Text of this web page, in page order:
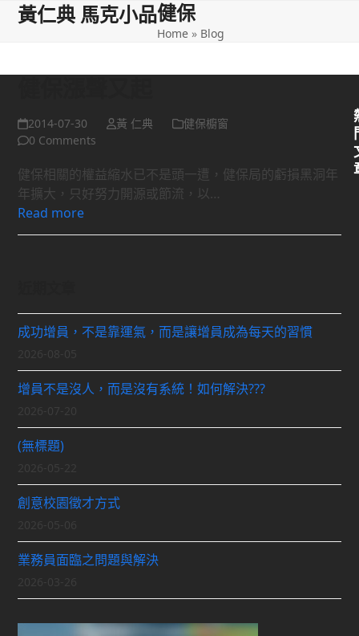
Skip黃仁典 馬克小品
Open
Close
健保
Home » Blog
2014-07-30 黃 仁典
健保櫥窗
0 Comments
健保相關的權益縮水已不是頭一遭，健保局的虧損黑洞年
年擴大，只好努力開源或節流，以…
Read more
成功增員，不是靠運氣，而是讓增員成為每天的習慣
增員不是沒人，而是沒有系統！如何解決???
(無標題)
創意校園徵才方式
業務員面臨之問題與解決